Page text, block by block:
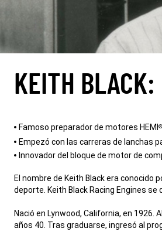
KEITH BLACK:
Famoso preparador de motores HEMI ®
Empezó con las carreras de lanchas
Innovador del bloque de motor de
El nombre de Keith Black era
deporte. Keith Black Racing Engines
Nació en Lynwood, California, en
años 40. Tras graduarse, ingresó al